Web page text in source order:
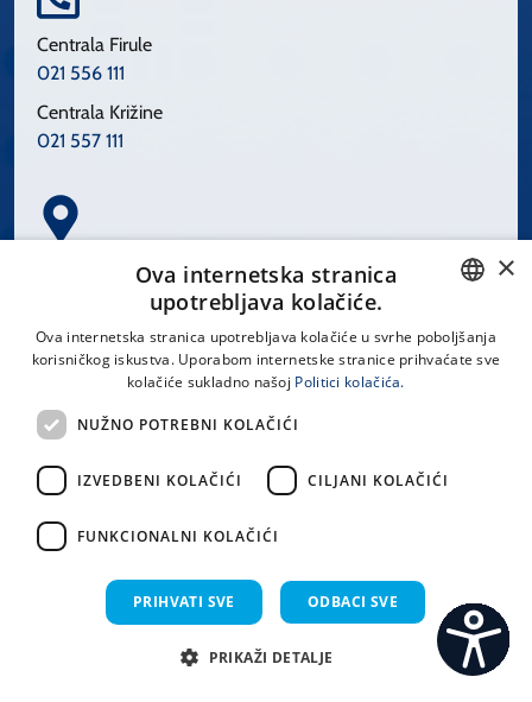
Centrala Firule
021 556 111
Centrala Križine
021 557 111
Spinčićeva 1, 21000 Split
LINKOVI
Uvjeti korištenja
CROATIAN
×
Ova internetska stranica
upotrebljava kolačiće.
Ova internetska stranica upotrebljava kolačiće u svrhe poboljšanja
korisničkog iskustva. Uporabom internetske stranice prihvaćate sve
kolačiće sukladno našoj Politici kolačića.
NUŽNO POTREBNI KOLAČIĆI
IZVEDBENI KOLAČIĆI CILJANI KOLAČIĆI
FUNKCIONALNI KOLAČIĆI
PRIHVATI SVE ODBACI SVE
PRIKAŽI DETALJE